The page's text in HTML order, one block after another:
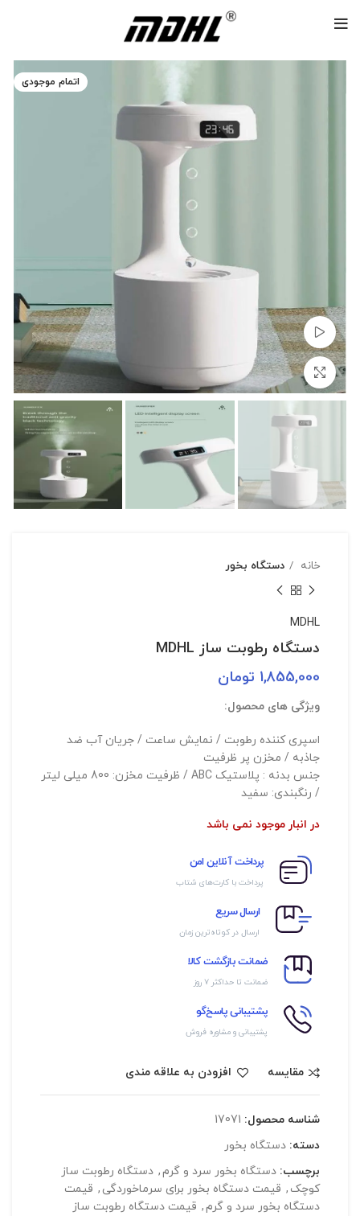
اتمام موجودی
تماشای ویدئو
بزرگنمایی تصویر
خانه دستگاه بخور
MDHL
دستگاه رطوبت ساز MDHL
1,855,000 تومان
ویژگی های محصول:
اسپری کننده رطوبت / نمایش ساعت / جریان آب ضد
جاذبه / مخزن پر ظرفیت
جنس بدنه : پلاستیک ABC / ظرفیت مخزن: 800 میلی لیتر
/ رنگبندی: سفید
در انبار موجود نمی باشد
پرداخت آنلاین امن
پرداخت با کارت‌های شتاب
ارسال سریع
ارسال در کوتاه‌ترین زمان
ضمانت بازگشت کالا
ضمانت تا حداکثر ۷ روز
پشتیبانی پاسخ‌گو
پشتیبانی و مشاوره فروش
مقایسه افزودن به علاقه مندی
شناسه محصول: 17071
دسته: دستگاه بخور
برچسب: دستگاه بخور سرد و گرم, دستگاه رطوبت ساز
کوچک , قیمت دستگاه بخور برای سرماخوردگی , قیمت
دستگاه بخور سرد و گرم, قیمت دستگاه رطوبت ساز